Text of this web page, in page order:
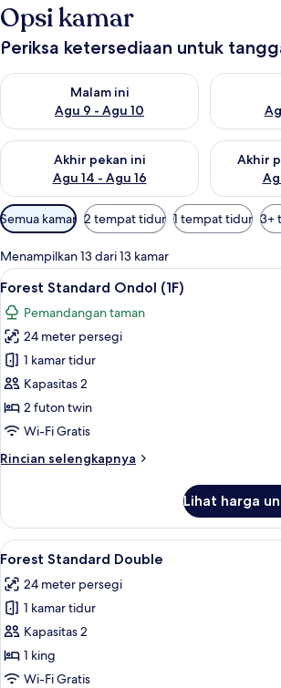
Opsi kamar
Periksa ketersediaan untuk
Malam ini
Agu 9 - Agu 10
Periksa ketersediaan untuk malam ini Agu 9
Periksa
Akhir pekan ini
Agu 14 - Agu 16
Periksa ketersediaan untuk akhir pekan ini
Akhir
Periksa
Filter
tersedia
untuk
kamar
Semua kamar 2 tempat tidur 1 tempat tidur 3+
Menampilkan 13 dari 13 kamar
Lihat
semua
foto
untuk
Forest
Standard
Ondol
(1F)
Forest
3
Forest Standard Ondol (1F)
Pemandangan taman
24 meter persegi
1 kamar tidur
Kapasitas 2
2 futon twin
Wi-Fi Gratis
Rincian selengkapnya
Rincian
Forest
Standard
Ondol
Lihat harga
Lihat
semua
foto
untuk
Forest
Standard
Double
Forest
4
Forest Standard Double
24 meter persegi
1 kamar tidur
Kapasitas 2
1 king
Wi-Fi Gratis